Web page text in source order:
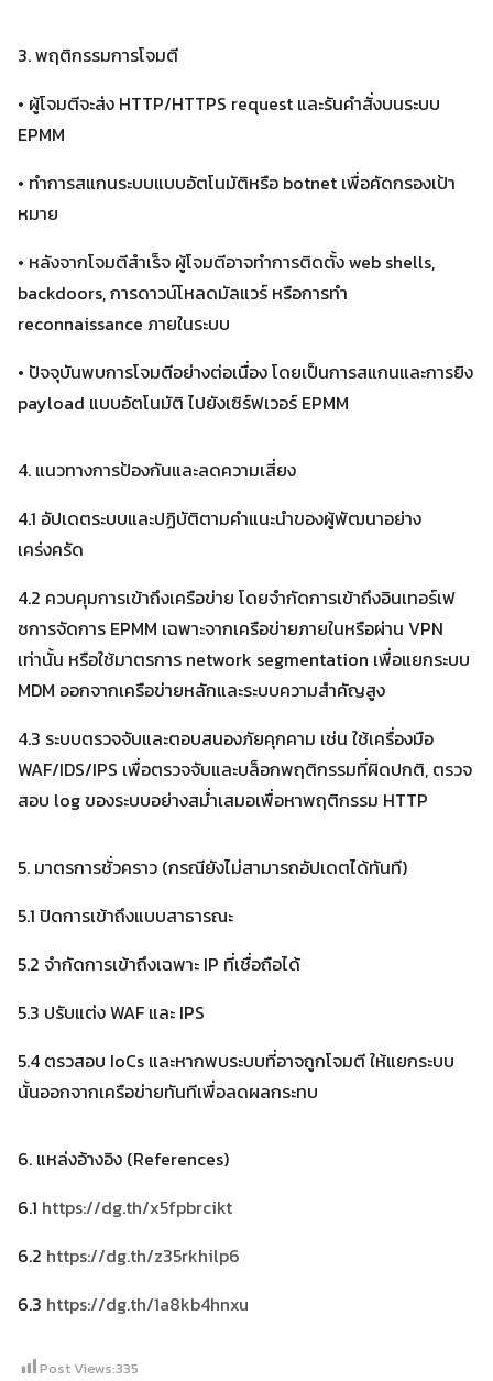
Search
for:
Search
3. พฤติกรรมการโจมตี
• ผู้โจมตีจะส่ง HTTP/HTTPS request และรันคำสั่งบนระบบ
EPMM
• ทำการสแกนระบบแบบอัตโนมัติหรือ botnet เพื่อคัดกรองเป้า
หมาย
• หลังจากโจมตีสำเร็จ ผู้โจมตีอาจทำการติดตั้ง web shells,
backdoors, การดาวน์โหลดมัลแวร์ หรือการทำ
reconnaissance ภายในระบบ
• ปัจจุบันพบการโจมตีอย่างต่อเนื่อง โดยเป็นการสแกนและการยิง
payload แบบอัตโนมัติ ไปยังเซิร์ฟเวอร์ EPMM
4. แนวทางการป้องกันและลดความเสี่ยง
4.1 อัปเดตระบบและปฏิบัติตามคำแนะนำของผู้พัฒนาอย่าง
เคร่งครัด
4.2 ควบคุมการเข้าถึงเครือข่าย โดยจำกัดการเข้าถึงอินเทอร์เฟ
ซการจัดการ EPMM เฉพาะจากเครือข่ายภายในหรือผ่าน VPN
เท่านั้น หรือใช้มาตรการ network segmentation เพื่อแยกระบบ
MDM ออกจากเครือข่ายหลักและระบบความสำคัญสูง
4.3 ระบบตรวจจับและตอบสนองภัยคุกคาม เช่น ใช้เครื่องมือ
WAF/IDS/IPS เพื่อตรวจจับและบล็อกพฤติกรรมที่ผิดปกติ, ตรวจ
สอบ log ของระบบอย่างสม่ำเสมอเพื่อหาพฤติกรรม HTTP
5. มาตรการชั่วคราว (กรณียังไม่สามารถอัปเดตได้ทันที)
5.1 ปิดการเข้าถึงแบบสาธารณะ
5.2 จำกัดการเข้าถึงเฉพาะ IP ที่เชื่อถือได้
5.3 ปรับแต่ง WAF และ IPS
5.4 ตรวสอบ IoCs และหากพบระบบที่อาจถูกโจมตี ให้แยกระบบ
นั้นออกจากเครือข่ายทันทีเพื่อลดผลกระทบ
6. แหล่งอ้างอิง (References)
6.1 https://dg.th/x5fpbrcikt
6.2 https://dg.th/z35rkhilp6
6.3 https://dg.th/1a8kb4hnxu
Post Views:335